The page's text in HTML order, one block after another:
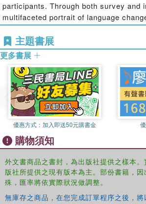
participants. Through both survey and
multifaceted portrait of language
presented, providing a more nuanced
language and identity than has
The book examines the status of Hong
the light of attitudes towards
Putonghua, providing a deeper
complexity of Hong Kong; it can be
understand attitudes towards Hong
fully understanding the status and use
Kong today. The book also presents a
examination of language attitudes in
focusing not only on the
also the question offor whom, through
language attitudes by gender, age,
HKE.
主題書展
更多書展
優惠方式： 加入即送50元購書金
購物須知
外文書商品之書封，為出版社提供之樣本
版社所提供之現有版本為主。部份書籍，
殊，匯率將依實際狀況做調整。
無庫存之商品，在您完成訂單程序之後，